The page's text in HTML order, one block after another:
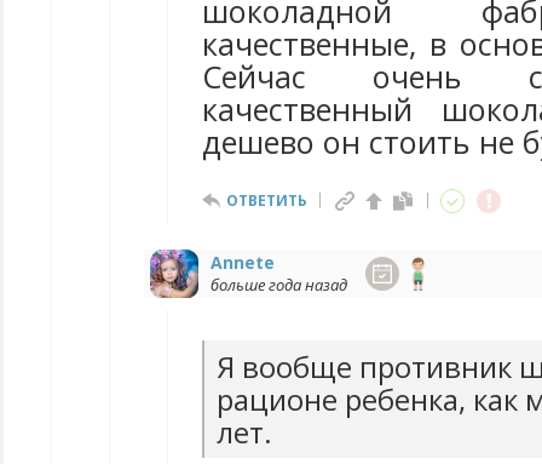
шоколадной
качественные, в
Сейчас очень
качественный
дешево он стоить не
ОТВЕТИТЬ
Annete
больше года назад
Я вообще противник
рационе ребенка,
лет.